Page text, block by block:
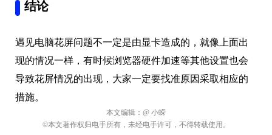
结论
遇见电脑花屏问题不一定是由显卡造成的，就像上面出
现的情况一样，有时候浏览器硬件加速等其他设置也会
导致花屏情况的出现，大家一定要找准原因采取相应的
措施。
本文编辑： @ 小蝾
©本文著作权归电手所有，未经电手许可，不得转载使用。